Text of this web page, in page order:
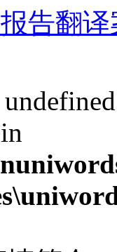
告翻译